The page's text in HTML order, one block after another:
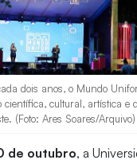
dois anos, o Mundo
científica, cultural, artística e
(Foto: Ares Soares/Arquivo)
de outubro, a